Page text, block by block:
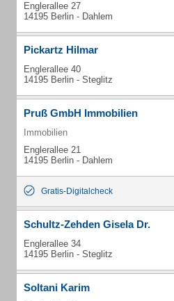
Englerallee 27
14195 Berlin - Dahlem
Pickartz Hilmar
Englerallee 40
14195 Berlin - Steglitz
Pruß GmbH Immobilien
Immobilien
Englerallee 21
14195 Berlin - Dahlem
Gratis-Digitalcheck
Schultz-Zehden Gisela Dr.
Englerallee 34
14195 Berlin - Steglitz
Soltani Karim